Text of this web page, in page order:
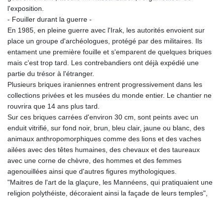
IRR
1590322.371805
ISK 142.598215
JEP 0.8566
JOD 0.819746
JPY 182.445186
KGS 101.104505
KHR 4681.941823
KMF 492.514185
KRW 1627.677557
KWD 0.356853
KYD 0.960588
KZT 540.233287
LAK 26025.676609
l'exposition.
- Fouiller durant la guerre -
En 1985, en pleine guerre avec l'Irak, les autorités envoient sur
place un groupe d'archéologues, protégé par des militaires. Ils
entament une première fouille et s'emparent de quelques briques
mais c'est trop tard. Les contrebandiers ont déjà expédié une
partie du trésor à l'étranger.
Plusieurs briques iraniennes entrent progressivement dans les
collections privées et les musées du monde entier. Le chantier ne
rouvrira que 14 ans plus tard.
Sur ces briques carrées d'environ 30 cm, sont peints avec un
enduit vitrifié, sur fond noir, brun, bleu clair, jaune ou blanc, des
animaux anthropomorphiques comme des lions et des vaches
ailées avec des têtes humaines, des chevaux et des taureaux
avec une corne de chèvre, des hommes et des femmes
agenouillées ainsi que d'autres figures mythologiques.
"Maitres de l'art de la glaçure, les Mannéens, qui pratiquaient une
religion polythéiste, décoraient ainsi la façade de leurs temples",